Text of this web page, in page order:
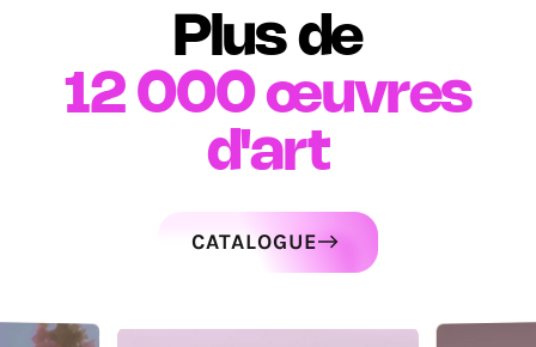
Plus de
12 000 œuvres
d'art
CATALOGUE